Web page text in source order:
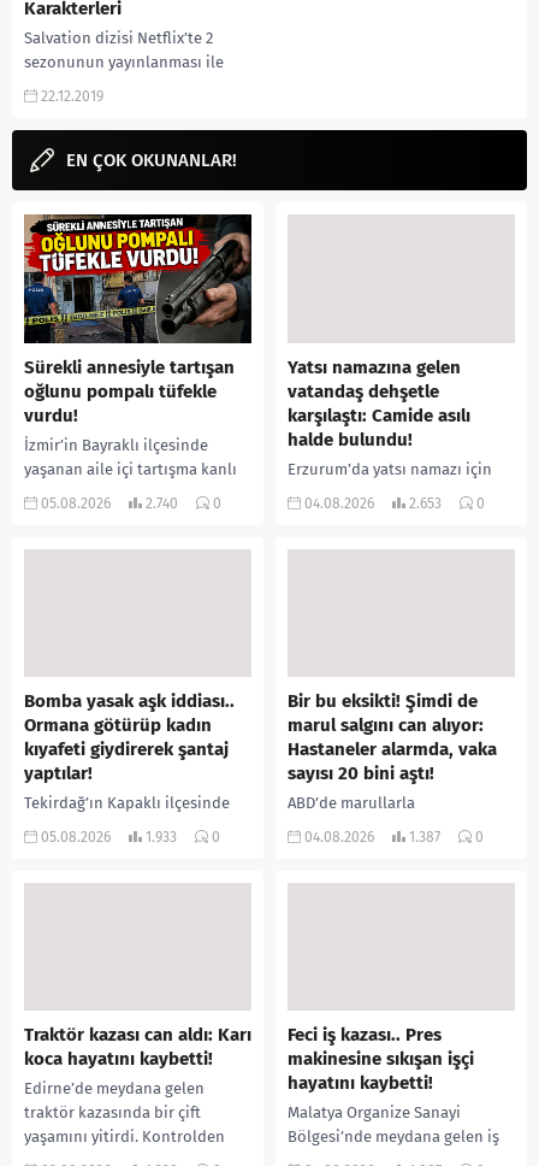
Karakterleri
Salvation dizisi Netflix’te 2
sezonunun yayınlanması ile
yeniden günde oldu. Peki
3.sezon var mı, oyuncuları,
karakterleri,...
22.12.2019
EN ÇOK OKUNANLAR!
Sürekli annesiyle tartışan
oğlunu pompalı tüfekle
vurdu!
İzmir’in Bayraklı ilçesinde
yaşanan aile içi tartışma kanlı
bitti. İddiaya göre, uzun süredir
05.08.2026 2.740 0
Yatsı namazına gelen
vatandaş dehşetle
karşılaştı: Camide asılı
halde bulundu!
Erzurum’da yatsı namazı için
camiye gelen bir vatandaş,
04.08.2026 2.653 0
Bomba yasak aşk iddiası..
Ormana götürüp kadın
kıyafeti giydirerek şantaj
yaptılar!
Tekirdağ’ın Kapaklı ilçesinde
bir kişiyi, arkadaşının eşiyle
05.08.2026 1.933 0
Bir bu eksikti! Şimdi de
marul salgını can alıyor:
Hastaneler alarmda, vaka
sayısı 20 bini aştı!
ABD’de marullarla
ilişkilendirilen siklospora
04.08.2026 1.387 0
Traktör kazası can aldı: Karı
koca hayatını kaybetti!
Edirne’de meydana gelen
traktör kazasında bir çift
yaşamını yitirdi. Kontrolden
çıkarak devrilen traktörün
Feci iş kazası.. Pres
makinesine sıkışan işçi
hayatını kaybetti!
Malatya Organize Sanayi
Bölgesi’nde meydana gelen iş
kazasında, pres makinesine